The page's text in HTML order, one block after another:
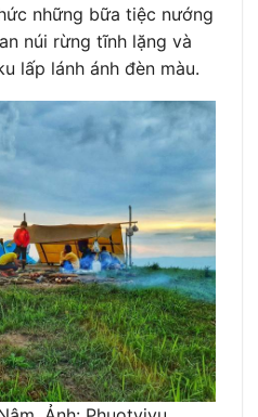
những bữa tiệc nướng
núi rừng tĩnh lặng và
lấp lánh ánh đèn màu.